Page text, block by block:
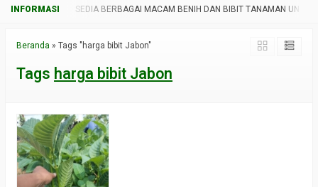
UNGGUL SEDIA BERBAGAI MACAM BENIH DAN BIBIT TANAMAN UNGGUL
Beranda » Tags "harga bibit Jabon"
Tags harga bibit Jabon